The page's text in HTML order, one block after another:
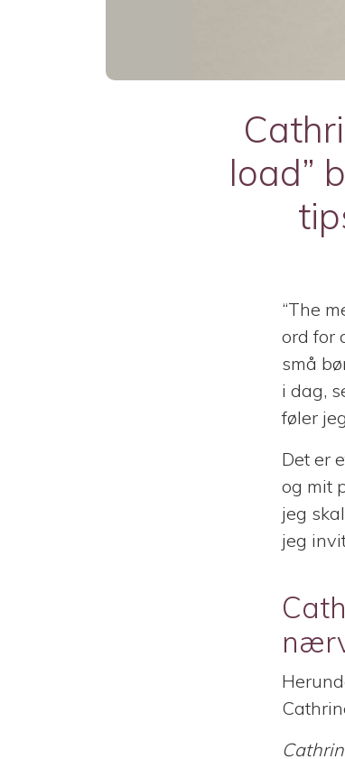
load”
“The
ord for
små
i dag,
føler
Det er
og mit
jeg
jeg